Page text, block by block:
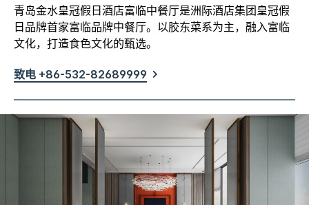
青岛金水皇冠假日酒店富临中餐厅是洲际酒店集团皇冠假
日品牌首家富临品牌中餐厅。以胶东菜系为主，融入富临
文化，打造食色文化的甄选。
致电 +86-532-82689999